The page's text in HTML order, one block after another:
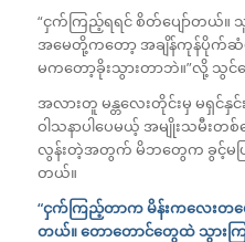
“ငှက်ကြည့်ရရင် စိတ်ပျော်တယ်။
အမေတို့ကတော့ အချိန်ကုန်ပိုက်ဆံ
မကတော့ခိုးသွားတာဘဲ။”လို့ သွင်မ
အလားတူ မန္တလေးတိုင်းမှ မရှင်
ဝါသနာပါပေမယ့် အမျိုးသမီးတ
လွန်းတဲ့အတွက် မိဘတွေက ခွင့်မ
တယ်။
“ငှက်ကြည့်တာက မိန်းကလေးတယ
တယ်။ တောတောင်တွေထဲ သွားက